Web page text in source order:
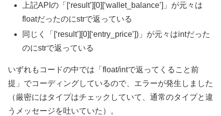
上記APIの「[‘result’][0][‘wallet_balance’]」が元々は
floatだったのにstrで返っている
同じく「[‘result’][0][‘entry_price’])」が元々はintだった
のにstrで返っている
いずれもコードの中では「float/intで返ってくること前
提」でコーディングしているので、エラーが発生しました
（厳密にはタイプはチェックしていて、通常のタイプと違
うメッセージを吐いていた）。